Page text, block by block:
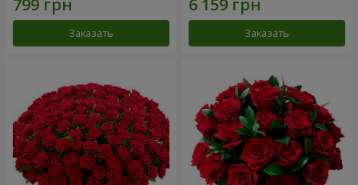
Заказать Заказать